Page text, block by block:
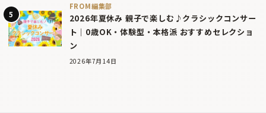
FROM編集部
2026年夏休み 親子で楽しむ♪クラシックコンサー
ト｜0歳OK・体験型・本格派 おすすめセレクショ
ン
2026年7月14日